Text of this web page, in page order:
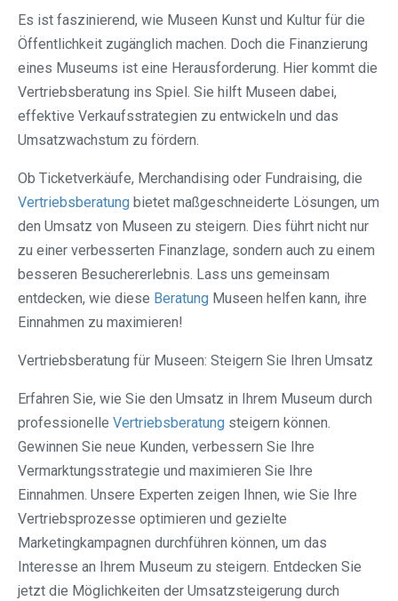
Es ist faszinierend, wie Museen Kunst und Kultur für die
Öffentlichkeit zugänglich machen. Doch die Finanzierung
eines Museums ist eine Herausforderung. Hier kommt die
Vertriebsberatung ins Spiel. Sie hilft Museen dabei,
effektive Verkaufsstrategien zu entwickeln und das
Umsatzwachstum zu fördern.
Ob Ticketverkäufe, Merchandising oder Fundraising, die
Vertriebsberatung bietet maßgeschneiderte Lösungen, um
den Umsatz von Museen zu steigern. Dies führt nicht nur
zu einer verbesserten Finanzlage, sondern auch zu einem
besseren Besuchererlebnis. Lass uns gemeinsam
entdecken, wie diese Beratung Museen helfen kann, ihre
Einnahmen zu maximieren!
Vertriebsberatung für Museen: Steigern Sie Ihren Umsatz
Erfahren Sie, wie Sie den Umsatz in Ihrem Museum durch
professionelle Vertriebsberatung steigern können.
Gewinnen Sie neue Kunden, verbessern Sie Ihre
Vermarktungsstrategie und maximieren Sie Ihre
Einnahmen. Unsere Experten zeigen Ihnen, wie Sie Ihre
Vertriebsprozesse optimieren und gezielte
Marketingkampagnen durchführen können, um das
Interesse an Ihrem Museum zu steigern. Entdecken Sie
jetzt die Möglichkeiten der Umsatzsteigerung durch